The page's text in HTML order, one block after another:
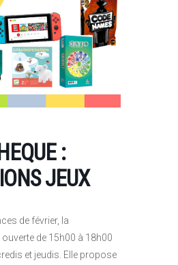
:
JEUX
de février, la
de 15h00 à 18h00
et jeudis. Elle propose